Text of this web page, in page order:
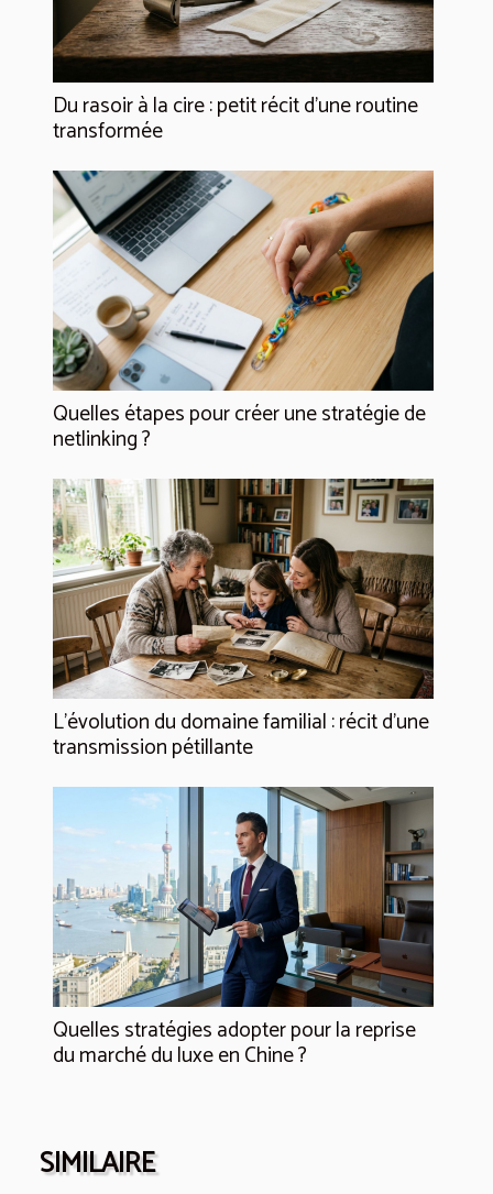
Du rasoir à la cire : petit récit d’une routine
transformée
Quelles étapes pour créer une stratégie de
netlinking ?
L’évolution du domaine familial : récit d’une
transmission pétillante
Quelles stratégies adopter pour la reprise
du marché du luxe en Chine ?
SIMILAIRE